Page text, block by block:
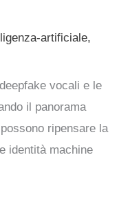
artificiale,
vocali e le
il panorama
ripensare la
identità machine